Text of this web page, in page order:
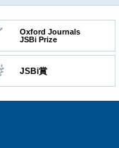
Oxford Journals
JSBi Prize
JSBi賞